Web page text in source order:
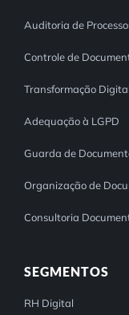
Auditoria de
Controle de
Transformação Digital
Adequação à LGPD
Guarda de
Organização de
Consultoria
SEGMENTOS
RH Digital